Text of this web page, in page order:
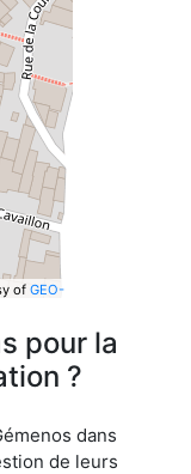
of GEO-
pour la
?
dans
de leurs